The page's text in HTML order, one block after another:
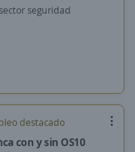
seguridad
destacado
con y sin OS10